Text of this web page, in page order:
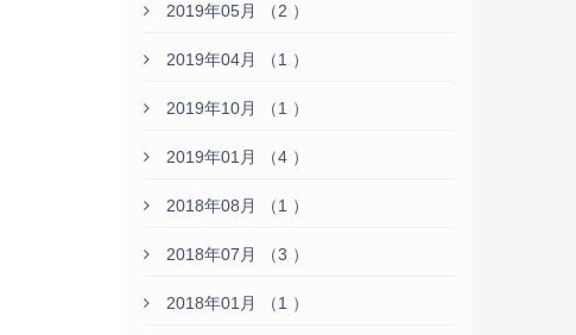
2019年05月 （2 ）
2019年04月 （1 ）
2019年10月 （1 ）
2019年01月 （4 ）
2018年08月 （1 ）
2018年07月 （3 ）
2018年01月 （1 ）